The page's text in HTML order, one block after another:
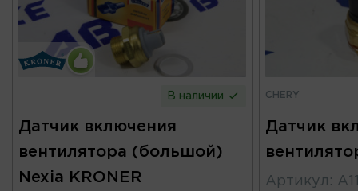
В наличии
Датчик включения
вентилятора (большой)
Nexia KRONER
CHERY
Датчик
Артикул :